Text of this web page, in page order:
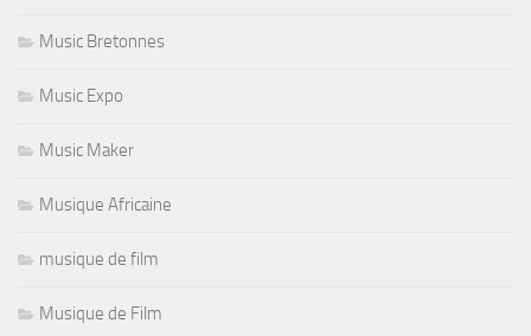
Music Bretonnes
Music Expo
Music Maker
Musique Africaine
musique de film
Musique de Film